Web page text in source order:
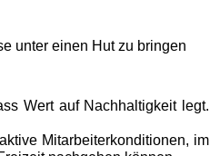
unter einen Hut zu bringen
Wert auf Nachhaltigkeit legt.
Mitarbeiterkonditionen, im